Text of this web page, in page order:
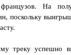
французов. На
поскольку
треку успешно